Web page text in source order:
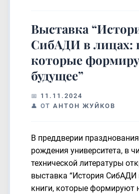
Выставка
СибАДИ в лицах:
которые
будущее”
11.11.2024
ОТ АНТОН ЖУЙКОВ
В преддверии
рождения университета, в
технической литературы
выставка “История СибАДИ
книги, которые формируют